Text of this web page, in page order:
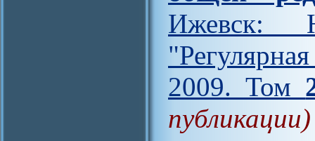
Ижевск:
2009. Том
публикации)